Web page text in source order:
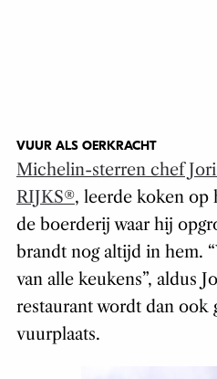
VUUR ALS OERKRACHT
Michelin-sterren chef
RIJKS®, leerde koken op
de boerderij waar hij
brandt nog altijd in hem.
van alle keukens”, aldus
restaurant wordt dan ook
vuurplaats.